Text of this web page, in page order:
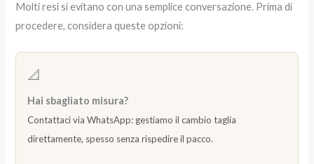
Molti resi si evitano con una semplice conversazione. Prima di
procedere, considera queste opzioni:
📐
Hai sbagliato misura?
Contattaci via WhatsApp: gestiamo il cambio taglia
direttamente, spesso senza rispedire il pacco.